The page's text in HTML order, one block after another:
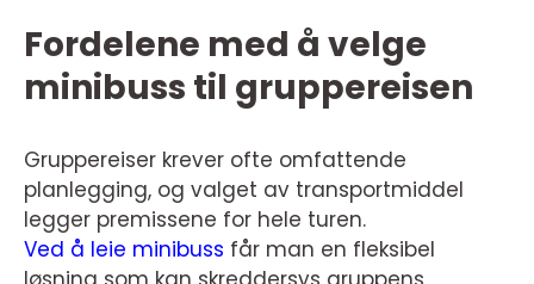
Fordelene med å velge
minibuss til gruppereisen
Gruppereiser krever ofte omfattende
planlegging, og valget av transportmiddel
legger premissene for hele turen.
Ved å leie minibuss får man en fleksibel